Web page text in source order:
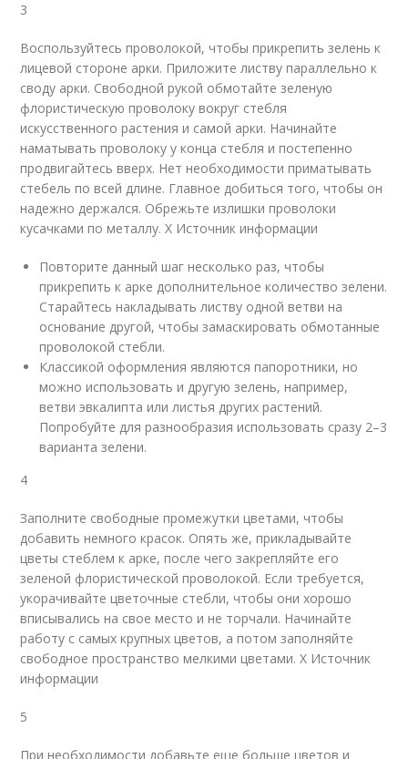
3
Воспользуйтесь проволокой, чтобы прикрепить зелень к
лицевой стороне арки. Приложите листву параллельно к
своду арки. Свободной рукой обмотайте зеленую
флористическую проволоку вокруг стебля
искусственного растения и самой арки. Начинайте
наматывать проволоку у конца стебля и постепенно
продвигайтесь вверх. Нет необходимости приматывать
стебель по всей длине. Главное добиться того, чтобы он
надежно держался. Обрежьте излишки проволоки
кусачками по металлу. X Источник информации
Повторите данный шаг несколько раз, чтобы
прикрепить к арке дополнительное количество зелени.
Старайтесь накладывать листву одной ветви на
основание другой, чтобы замаскировать обмотанные
проволокой стебли.
Классикой оформления являются папоротники, но
можно использовать и другую зелень, например,
ветви эвкалипта или листья других растений.
Попробуйте для разнообразия использовать сразу 2–3
варианта зелени.
4
Заполните свободные промежутки цветами, чтобы
добавить немного красок. Опять же, прикладывайте
цветы стеблем к арке, после чего закрепляйте его
зеленой флористической проволокой. Если требуется,
укорачивайте цветочные стебли, чтобы они хорошо
вписывались на свое место и не торчали. Начинайте
работу с самых крупных цветов, а потом заполняйте
свободное пространство мелкими цветами. X Источник
информации
5
При необходимости добавьте еще больше цветов и